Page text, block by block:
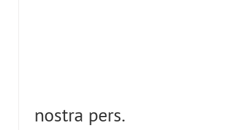
nostra pers.